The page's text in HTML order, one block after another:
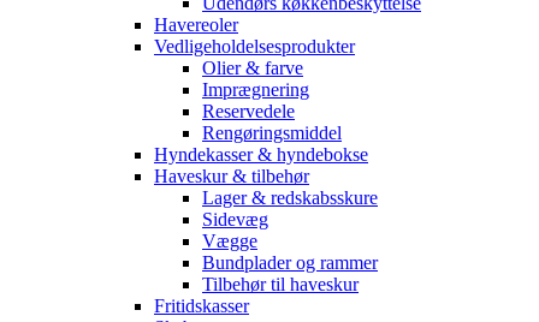
Havereoler
Vedligeholdelsesprodukter
Olier & farve
Imprægnering
Reservedele
Rengøringsmiddel
Hyndekasser & hyndebokse
Haveskur & tilbehør
Lager & redskabsskure
Sidevæg
Vægge
Bundplader og rammer
Tilbehør til haveskur
Fritidskasser